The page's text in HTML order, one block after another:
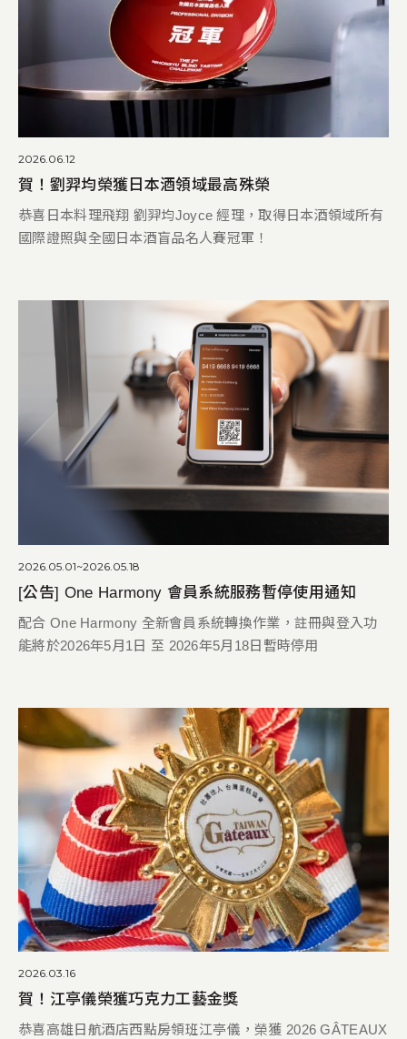
2026.06.12
賀！劉羿均榮獲日本酒領域最高殊榮
恭喜日本料理飛翔 劉羿均Joyce 經理，取得日本酒領域所有
國際證照與全國日本酒盲品名人賽冠軍！
2026.05.01~2026.05.18
[公告] One Harmony 會員系統服務暫停使用通知
配合 One Harmony 全新會員系統轉換作業，註冊與登入功
能將於2026年5月1日 至 2026年5月18日暫時停用
2026.03.16
賀！江亭儀榮獲巧克力工藝金獎
恭喜高雄日航酒店西點房領班江亭儀，榮獲 2026 GÂTEAUX